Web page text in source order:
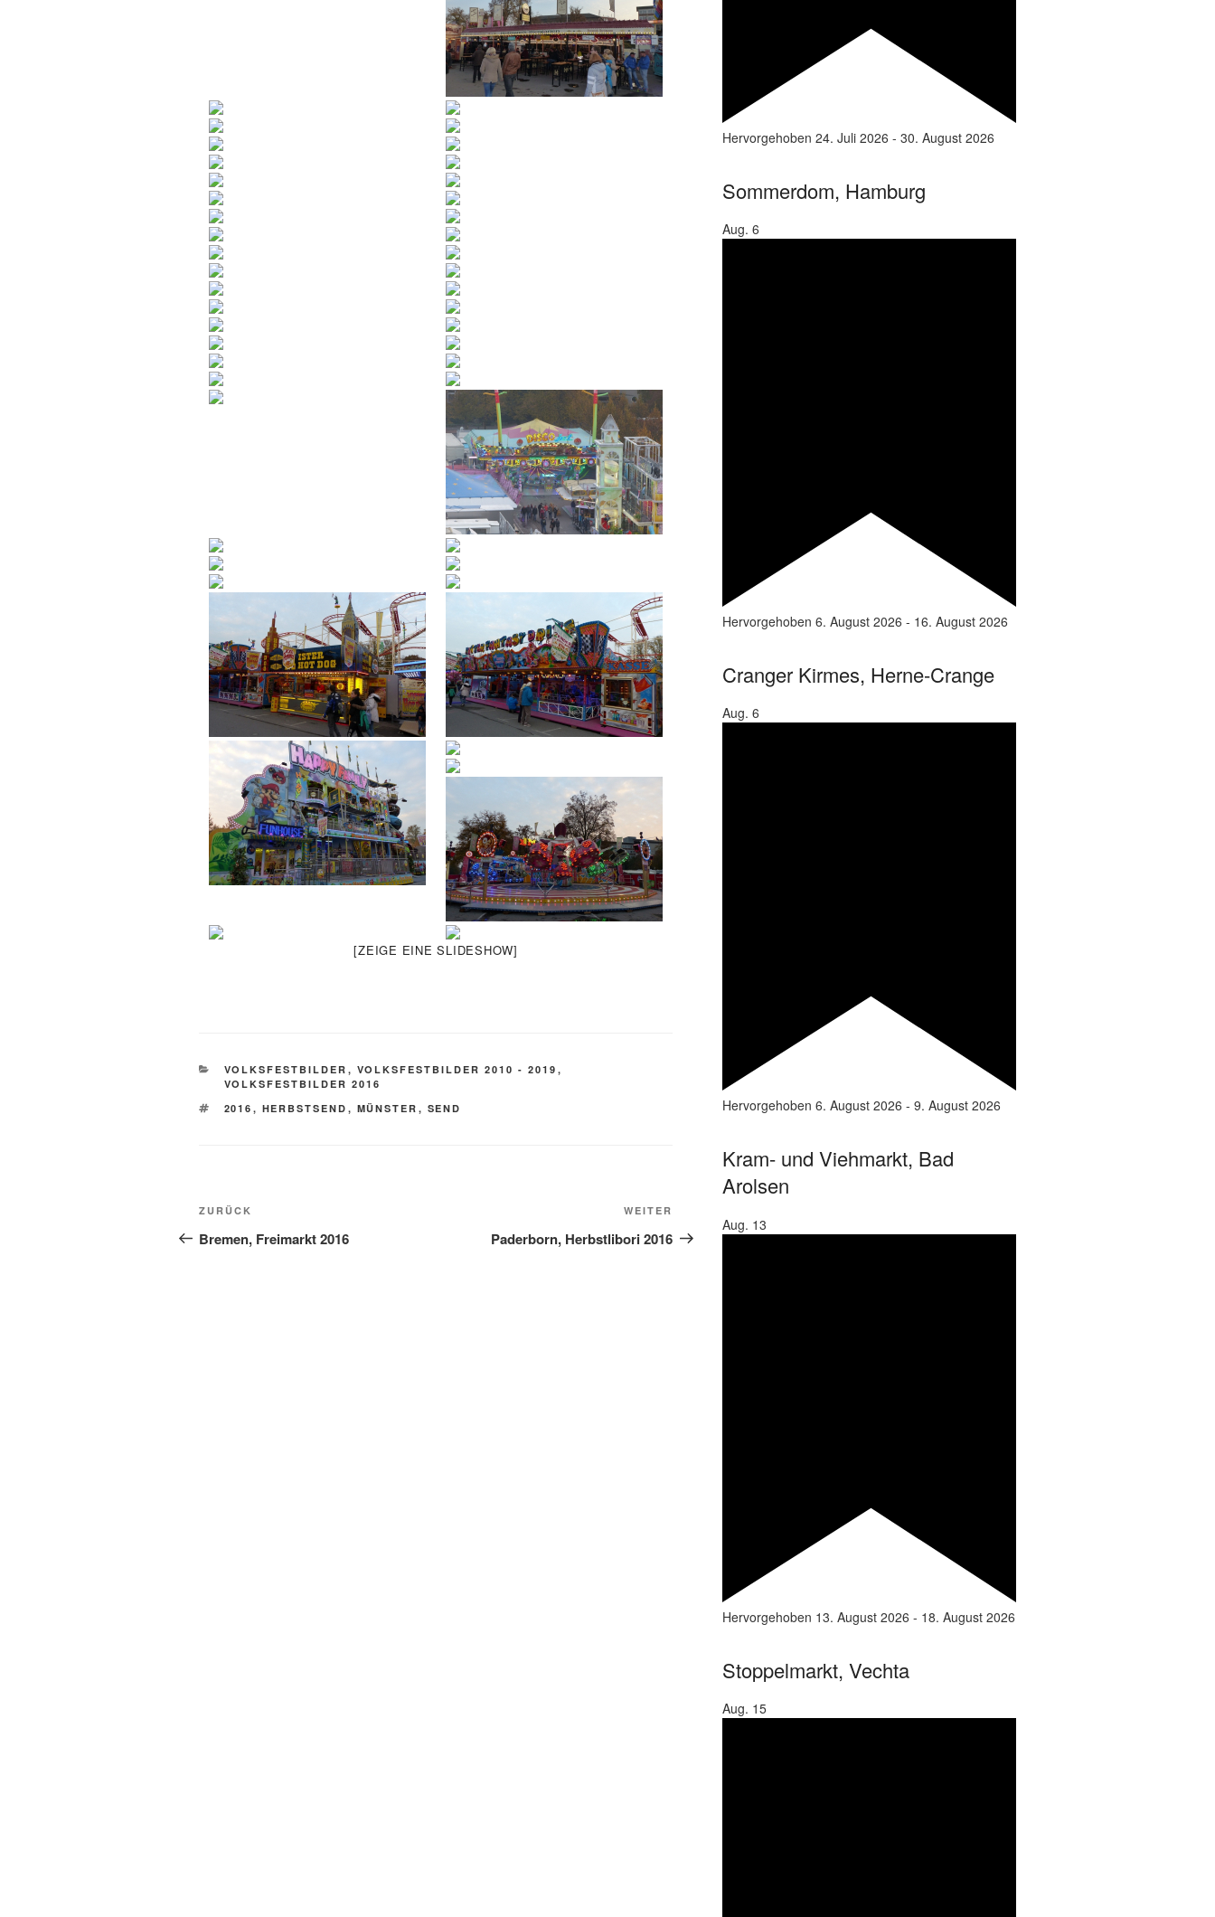
[ZEIGE EINE SLIDESHOW]
KATEGORIEN
VOLKSFESTBILDER , VOLKSFESTBILDER 2010 - 2019 ,
VOLKSFESTBILDER 2016
SCHLAGWÖRTER
2016 , HERBSTSEND , MÜNSTER , SEND
Beitragsnavigation
Vorheriger
Beitrag
ZURÜCK
Bremen, Freimarkt 2016
Beitrag
WEITER
Paderborn, Herbstlibori 2016
Hervorgehoben 24. Juli 2026 - 30. August 2026
Sommerdom, Hamburg
Aug. 6
Hervorgehoben 6. August 2026 - 16. August 2026
Cranger Kirmes, Herne-Crange
Aug. 6
Hervorgehoben 6. August 2026 - 9. August 2026
Kram- und Viehmarkt, Bad
Arolsen
Aug. 13
Hervorgehoben 13. August 2026 - 18. August 2026
Stoppelmarkt, Vechta
Aug. 15